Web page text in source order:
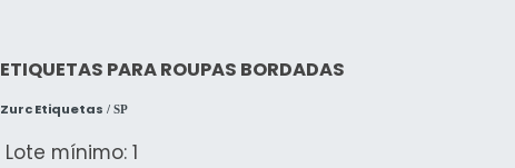
ETIQUETAS PARA ROUPAS BORDADAS
Zurc Etiquetas / SP
Lote mínimo: 1